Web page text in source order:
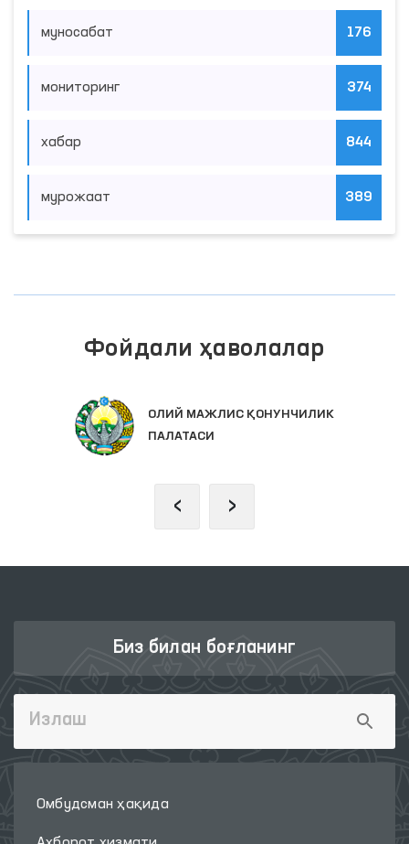
муносабат 176
мониторинг 374
хабар 844
мурожаат 389
Фойдали ҳаволалар
ИНТЕРАКТИВ ДАВЛАТ
‹ ›
Биз билан боғланинг
Омбудсман ҳақида